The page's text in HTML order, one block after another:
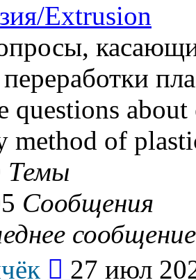
Extrusion
questions
method of
Темы
Сообщения
сообщение
27 июл